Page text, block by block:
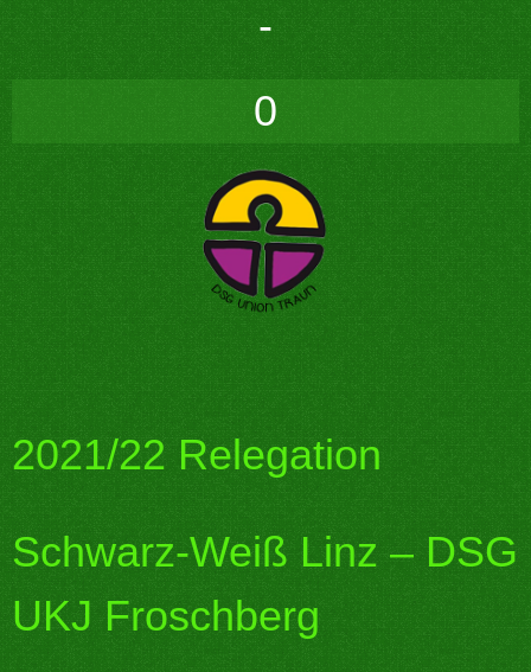
-
0
2021/22 Relegation
Schwarz-Weiß Linz – DSG
UKJ Froschberg